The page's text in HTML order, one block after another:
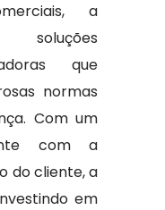
a
soluções
que
normas
Com um
com a
do cliente, a
em